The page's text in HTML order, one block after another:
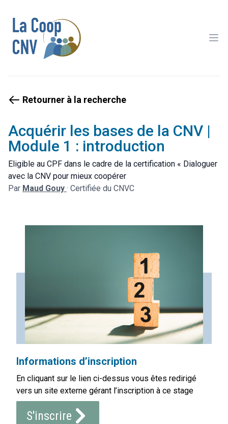
Retourner à la recherche
Acquérir les bases de la CNV |
Module 1 : introduction
Eligible au CPF dans le cadre de la certification « Dialoguer
avec la CNV pour mieux coopérer
Par Maud Gouy · Certifiée du CNVC
Informations d’inscription
En cliquant sur le lien ci-dessus vous êtes redirigé
vers un site externe gérant l’inscription à ce stage
S'inscrire